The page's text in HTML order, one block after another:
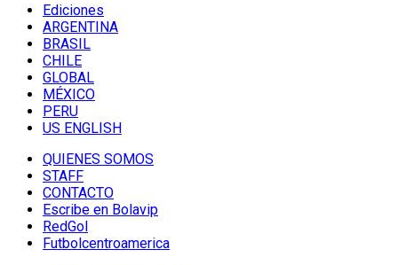
Ediciones
ARGENTINA
BRASIL
CHILE
GLOBAL
MÉXICO
PERU
US ENGLISH
QUIENES SOMOS
STAFF
CONTACTO
Escribe en Bolavip
RedGol
Futbolcentroamerica